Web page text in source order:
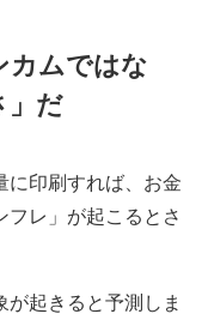
カムではな
」だ
に印刷すれば、お金
フレ」が起こるとさ
が起きると予測しま